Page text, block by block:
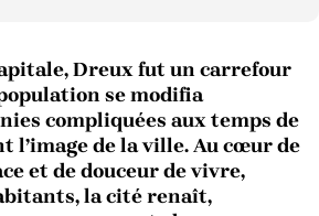
Dreux fut un carrefour
se modifia
compliquées aux temps de
de la ville. Au cœur de
et de douceur de vivre,
la cité renaît,